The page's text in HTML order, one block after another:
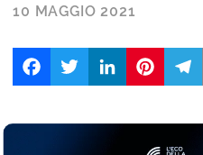
10 MAGGIO 2021
FacebookTwitter LinkedIn